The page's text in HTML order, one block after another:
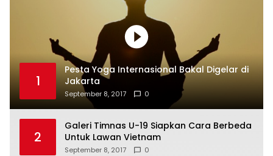
1
Pesta Yoga Internasional Bakal Digelar di
Jakarta
September 8, 2017 0
2
Galeri Timnas U-19 Siapkan Cara Berbeda
Untuk Lawan Vietnam
September 8, 2017 0